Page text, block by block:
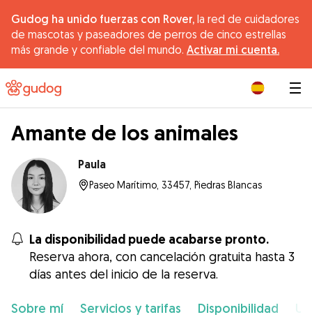
Gudog ha unido fuerzas con Rover, la red de cuidadores
de mascotas y paseadores de perros de cinco estrellas
más grande y confiable del mundo. Activar mi cuenta.
Amante de los animales
Paula
Paseo Marítimo, 33457, Piedras Blancas
La disponibilidad puede acabarse pronto.
Reserva ahora, con cancelación gratuita hasta 3
días antes del inicio de la reserva.
Sobre mí Servicios y tarifas Disponibilidad